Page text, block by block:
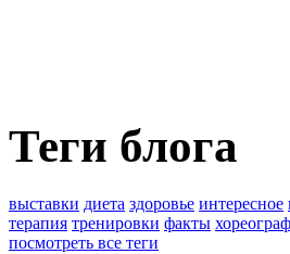
Теги блога
выставки диета здоровье интересное
терапия тренировки факты
посмотреть все теги